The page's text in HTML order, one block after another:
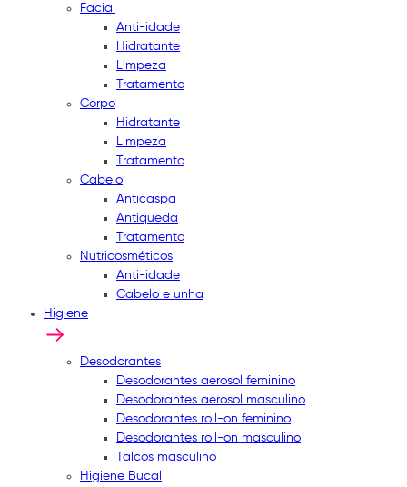
Facial
Anti-idade
Hidratante
Limpeza
Tratamento
Corpo
Hidratante
Limpeza
Tratamento
Cabelo
Anticaspa
Antiqueda
Tratamento
Nutricosméticos
Anti-idade
Cabelo e unha
Higiene
Desodorantes
Desodorantes aerosol feminino
Desodorantes aerosol masculino
Desodorantes roll-on feminino
Desodorantes roll-on masculino
Talcos masculino
Higiene Bucal